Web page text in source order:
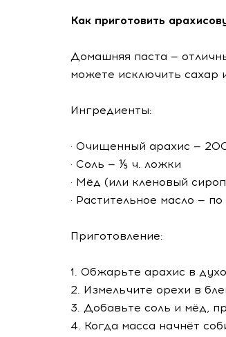
Как приготовить
Домашняя паста —
можете исключить сахар
Ингредиенты:
· Очищенный арахис —
· Соль — ⅕ ч. ложки
· Мёд (или кленовый
· Растительное масло —
Приготовление:
1. Обжарьте арахис в
2. Измельчите орехи в
3. Добавьте соль и мёд,
4. Когда масса начнёт